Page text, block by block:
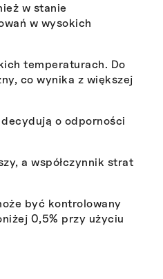
w stanie
w wysokich
temperaturach. Do
co wynika z większej
o odporności
a współczynnik strat
być kontrolowany
0,5% przy użyciu